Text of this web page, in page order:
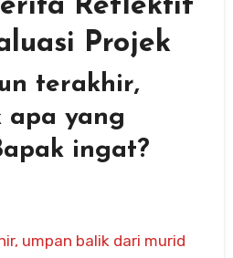
Reflektif
Projek
terakhir,
apa yang
ingat?
umpan balik dari murid